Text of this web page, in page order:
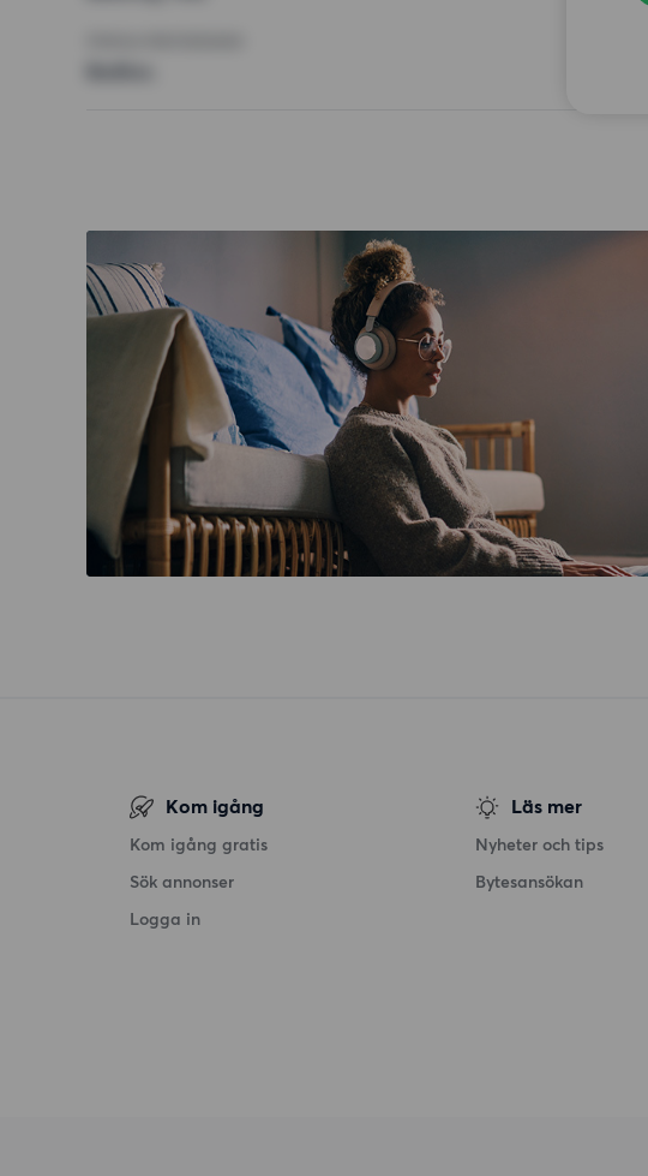
Kom igång
Kom igång gratis
Sök annonser
Logga in
Läs mer
Nyheter och tips
Bytesansökan